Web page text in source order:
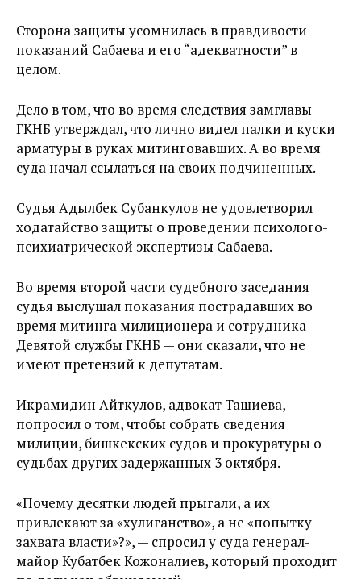
Сторона защиты усомнилась в правдивости
показаний Сабаева и его “адекватности” в
целом.
Дело в том, что во время следствия замглавы
ГКНБ утверждал, что лично видел палки и куски
арматуры в руках митинговавших. А во время
суда начал ссылаться на своих подчиненных.
Судья Адылбек Субанкулов не удовлетворил
ходатайство защиты о проведении психолого-
психиатрической экспертизы Сабаева.
Во время второй части судебного заседания
судья выслушал показания пострадавших во
время митинга милиционера и сотрудника
Девятой службы ГКНБ — они сказали, что не
имеют претензий к депутатам.
Икрамидин Айткулов, адвокат Ташиева,
попросил о том, чтобы собрать сведения
милиции, бишкекских судов и прокуратуры о
судьбах других задержанных 3 октября.
«Почему десятки людей прыгали, а их
привлекают за «хулиганство», а не «попытку
захвата власти»?», — спросил у суда генерал-
майор Кубатбек Кожоналиев, который проходит